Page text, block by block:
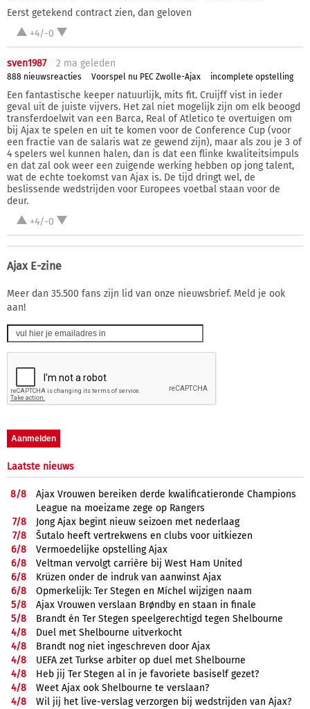
Eerst getekend contract zien, dan geloven
+4/-0
sven1987 2 ma geleden
888 nieuwsreacties Voorspel nu PEC Zwolle-Ajax incomplete opstelling
Een fantastische keeper natuurlijk, mits fit. Cruijff vist in ieder
geval uit de juiste vijvers. Het zal niet mogelijk zijn om elk beoogd
transferdoelwit van een Barca, Real of Atletico te overtuigen om
bij Ajax te spelen en uit te komen voor de Conference Cup (voor
een fractie van de salaris wat ze gewend zijn), maar als zou je 3 of
4 spelers wel kunnen halen, dan is dat een flinke kwaliteitsimpuls
en dat zal ook weer een zuigende werking hebben op jong talent,
wat de echte toekomst van Ajax is. De tijd dringt wel, de
beslissende wedstrijden voor Europees voetbal staan voor de
deur.
+4/-0
Ajax E-zine
Meer dan 35.500 fans zijn lid van onze nieuwsbrief. Meld je ook
aan!
Laatste nieuws
8/8
Ajax Vrouwen bereiken derde kwalificatieronde Champions
League na moeizame zege op Rangers
7/8
Jong Ajax begint nieuw seizoen met nederlaag
7/8
Šutalo heeft vertrekwens en clubs voor uitkiezen
6/8
Vermoedelijke opstelling Ajax
6/8
Veltman vervolgt carrière bij West Ham United
6/8
Krüzen onder de indruk van aanwinst Ajax
6/8
Opmerkelijk: Ter Stegen en Míchel wijzigen naam
5/8
Ajax Vrouwen verslaan Brøndby en staan in finale
5/8
Brandt én Ter Stegen speelgerechtigd tegen Shelbourne
4/8
Duel met Shelbourne uitverkocht
4/8
Brandt nog niet ingeschreven door Ajax
4/8
UEFA zet Turkse arbiter op duel met Shelbourne
4/8
Heb jij Ter Stegen al in je favoriete basiself gezet?
4/8
Weet Ajax ook Shelbourne te verslaan?
4/8
Wil jij het live-verslag verzorgen bij wedstrijden van Ajax?